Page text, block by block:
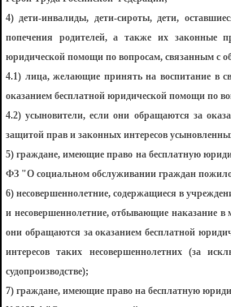
4) дети-инвалиды, дети-сироты, дети,
попечения родителей, а также их законные
юридической помощи по вопросам, связанным с
4.1) лица, желающие принять на воспитание в
оказанием бесплатной юридической помощи по
4.2) усыновители, если они обращаются за
защитой прав и законных интересов
5) граждане, имеющие право на бесплатную
ФЗ "О социальном обслуживании граждан
6) несовершеннолетние, содержащиеся в
и несовершеннолетние, отбывающие наказание в
они обращаются за оказанием бесплатной
интересов таких несовершеннолетних (за
судопроизводстве);
7) граждане, имеющие право на бесплатную